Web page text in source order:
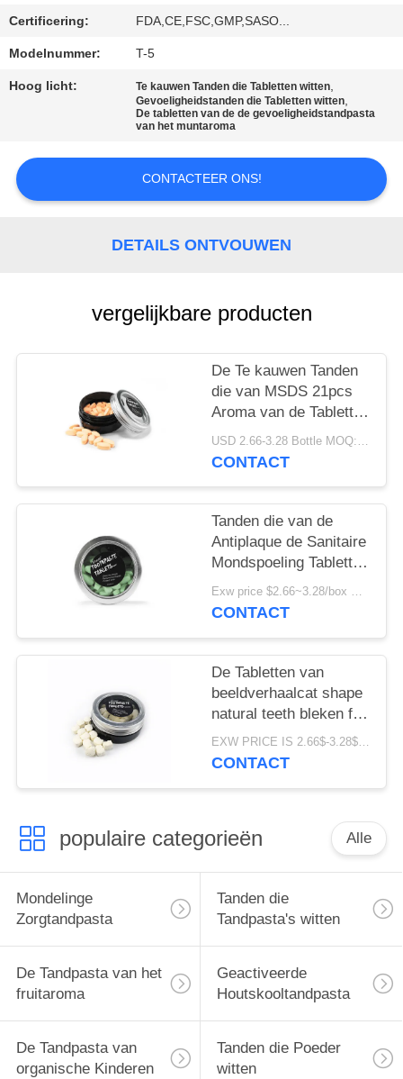
VERZOEK
OM
EEN
SITEMAP
Certificering: FDA,CE,FSC,GMP,SASO...
Modelnummer: T-5
Hoog licht: Te kauwen Tanden die Tabletten witten,
Gevoeligheidstanden die Tabletten witten,
De tabletten van de de gevoeligheidstandpasta
van het muntaroma
CONTACTEER ONS!
DETAILS ONTVOUWEN
vergelijkbare producten
De Te kauwen Tanden
die van MSDS 21pcs
Aroma van de Tabletten
het Chemisch
afbreekbare Kauwgom
USD 2.66-3.28 Bottle MOQ:150 Flessen
CONTACT
Tanden die van de
Antiplaque de Sanitaire
Mondspoeling Tabletten
Zonder binnenband
witten
Exw price $2.66~3.28/box MOQ:5000 Dozen
CONTACT
De Tabletten van
beeldverhaalcat shape
natural teeth bleken fris
worden het Pakket van
de Ademdoos
EXW PRICE IS 2.66$-3.28$/BOTTLE MOQ:de doos van 60pcs *100
CONTACT
populaire categorieën Alle
Mondelinge
Zorgtandpasta
Tanden die
Tandpasta's witten
De Tandpasta van het
fruitaroma
Geactiveerde
Houtskooltandpasta
De Tandpasta van
organische Kinderen
Tanden die Poeder
witten